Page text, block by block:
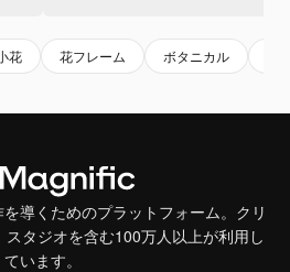
花 花フレーム ボタニカル
導くためのプラットフォーム。クリ
タジオを含む100万人以上が利用し
ています。